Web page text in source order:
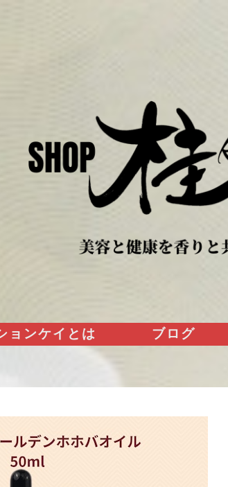
ョンケイとは ブログ